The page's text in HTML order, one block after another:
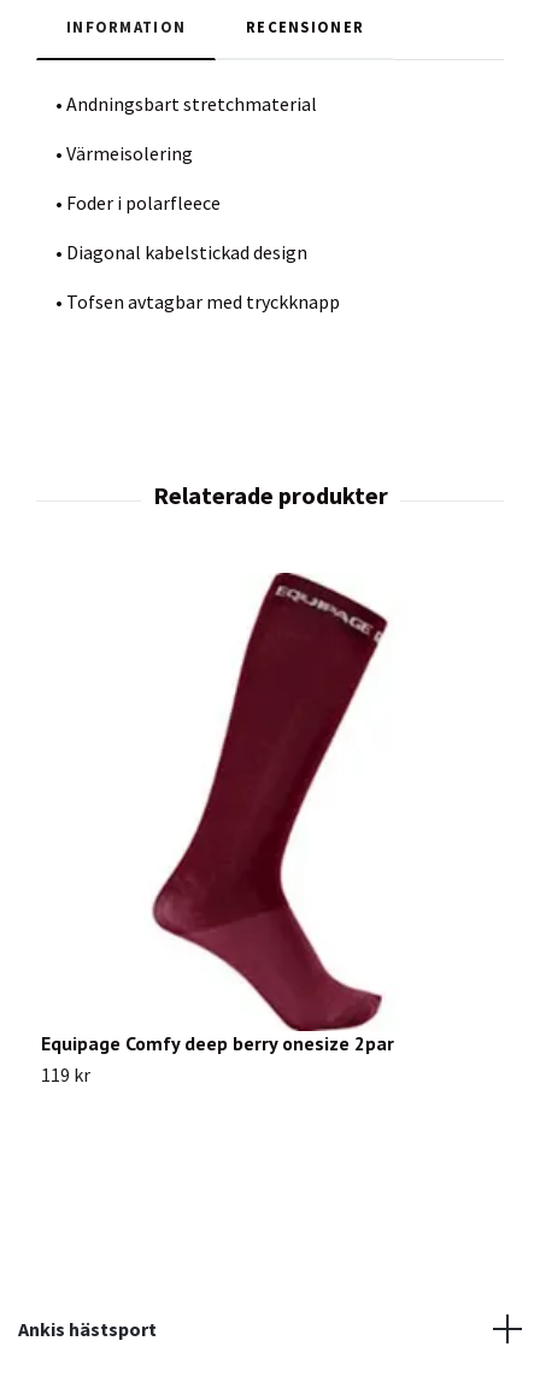
INFORMATION RECENSIONER
• Andningsbart stretchmaterial
• Värmeisolering
• Foder i polarfleece
• Diagonal kabelstickad design
• Tofsen avtagbar med tryckknapp
Equipage Comfy deep berry onesize 2par
119 kr
Ankis hästsport